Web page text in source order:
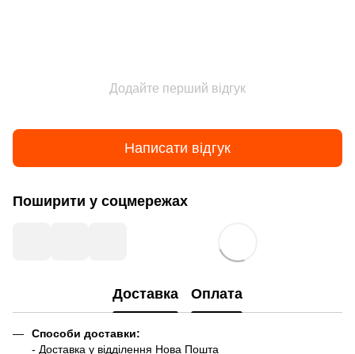
Додайте перший відгук
Написати відгук
Поширити у соцмережах
Доставка Оплата
Способи доставки:
- Доставка у відділення Нова Пошта